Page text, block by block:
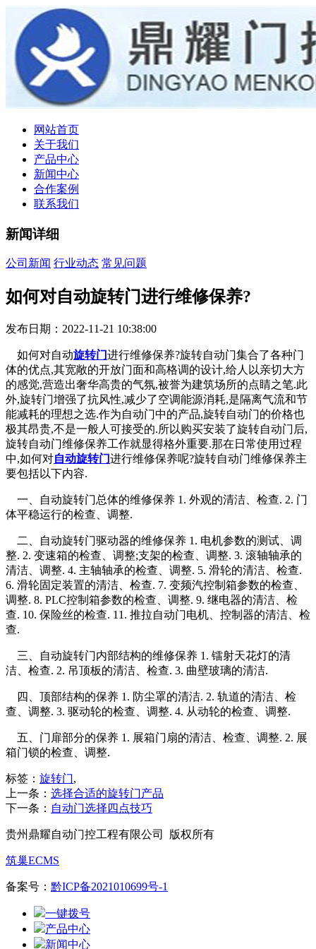
网站首页
关于我们
产品中心
新闻中心
合作案例
联系我们
新闻详细
公司新闻 行业动态 常见问题
如何对自动旋转门进行维修保养?
发布日期：2022-11-21 10:38:00
如何对自动旋转门进行维修保养?旋转自动门集合了各种门
体的优点,其宽敞的开放门面和高格调的设计,给人以亲切大方
的感觉,营造出奢华高贵的气氛,被誉为建筑场所的点睛之笔.此
外,旋转门增强了抗风性,减少了空调能源消耗,是隔离气流和节
能减耗的理想之选.作为自动门中的产品,旋转自动门的价格也
极其昂贵,不是一般人可接受的.所以购买安装了旋转自动门后,
旋转自动门维修保养工作就显得格外重要.那在日常使用过程
中,如何对自动旋转门进行维修保养呢?旋转自动门维修保养主
要包括以下内容.
一、自动旋转门总体的维修保养 1. 外观的清洁、检查. 2. 门
体平稳运行的检查、调整.
二、自动旋转门驱动器的维修保养 1. 电机参数的测试、调
整. 2. 变速箱的检查、调整;支架的检查、调整. 3. 滚轴轴承的
清洁、调整. 4. 主轴轴承的检查、调整. 5. 滑轮的清洁、检查.
6. 滑轮固定装置的清洁、检查. 7. 变频汽控制箱参数的检查、
调整. 8. PLC控制箱参数的检查、调整. 9. 继电器的清洁、检
查. 10. 保险丝的检查. 11. 推拉自动门电机、控制器的清洁、检
查.
三、自动旋转门内部结构的维修保养 1. 镭射天花灯的清
洁、检查. 2. 吊顶板的清洁、检查. 3. 曲壁玻璃的清洁.
四、顶部结构的保养 1. 防尘罩的清洁. 2. 轨道的清洁、检
查、调整. 3. 驱动轮的检查、调整. 4. 从动轮的检查、调整.
五、门扉部分的保养 1. 展箱门扇的清洁、检查、调整. 2. 展
箱门锁的检查、调整.
标签： 旋转门,
上一条： 选择合适的旋转门产品
下一条： 自动门选择四点技巧
贵州鼎耀自动门控工程有限公司 版权所有
筑巢ECMS
备案号： 黔ICP备2021010699号-1
一键拨号
产品中心
新闻中心